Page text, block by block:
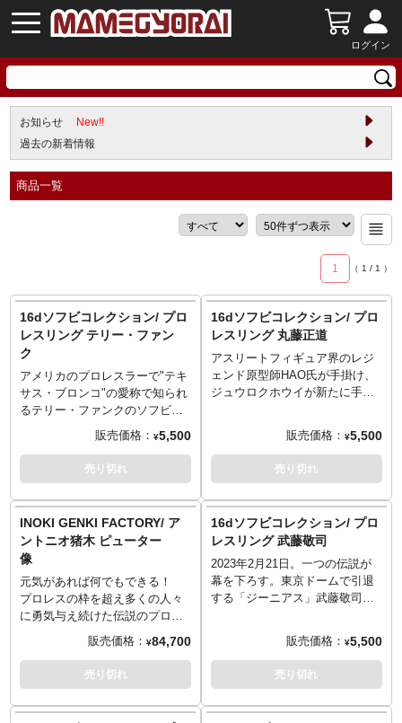
ログイン
お知らせ
New!!
過去の新着情報
商品一覧
1 （ 1 / 1 ）
16dソフビコレクション/ プロ
レスリング テリー・ファン
ク
アメリカのプロレスラーで"テキ
サス・ブロンコ"の愛称で知られ
るテリー・ファンクのソフビフ
ィギュアが16dコレクションに登
場！1970年に来日し実兄のドリ
ー・ファンク・ジュニアとのタ
ッグチーム「ザ・ファンクス」
り、インターナショナル・タッ
グ王座も獲得した第51代NWA世
界ヘビー級王者。原型師はアス
リート原型で有名なHAO氏が担
当。
©2023Terry Funk
販売価格： ¥5,500
売り切れ
16dソフビコレクション/ プロ
レスリング 丸藤正道
アスリートフィギュア界のレジ
ェンド原型師HAO氏が手掛け、
ジュウロクホウイが新たに手掛
コレクション」。デビュー25周
年記念として、選手本人監修の
元、「丸藤正道」がソフビにな
りました。多数のスポンサーロ
全再現！
(C)2023. NOAH ProWrestling
販売価格： ¥5,500
売り切れ
INOKI GENKI FACTORY/ ア
ントニオ猪木 ピューター
像
元気があれば何でもできる！
プロレスの枠を超え多くの人々
に勇気与え続けた伝説のプロレ
スラー、アントニオ猪木。 昨年
惜しくもその人生に幕を閉じた
アントニオ猪木氏が延々と見守
ってくれるピューター（すず）
登場！原型制作は数々のアント
販売価格： ¥84,700
売り切れ
16dソフビコレクション/ プロ
レスリング 武藤敬司
2023年2月21日。一つの伝説が
幕を下ろす。東京ドームで引退
する「ジーニアス」武藤敬司
コレクション」ソフビフィギュ
アで登場。アスリート原型で有
名なHAO氏が原型担当し、大胆
なデフォルメでフィギュア化さ
販売価格： ¥5,500
売り切れ